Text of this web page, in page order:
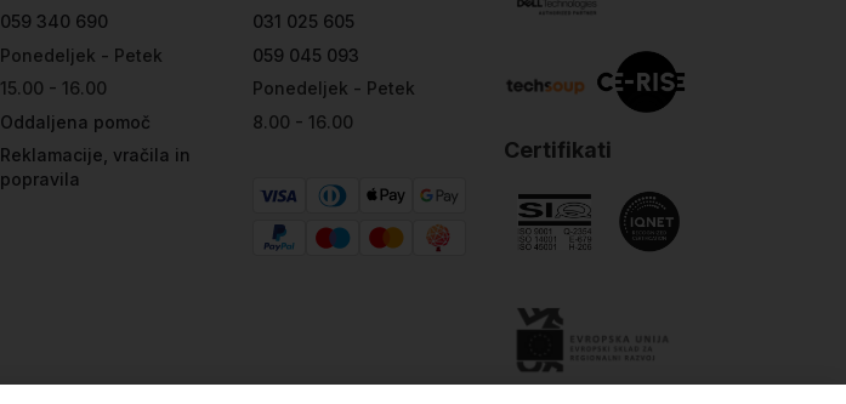
059 340 690
Ponedeljek - Petek
15.00 - 16.00
Oddaljena pomoč
Reklamacije, vračila in
popravila
031 025 605
059 045 093
Ponedeljek - Petek
8.00 - 16.00
Certifikati